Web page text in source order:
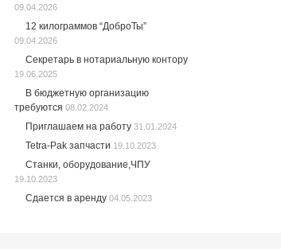
09.04.2026
12 килограммов “ДоброТы”
09.04.2026
Секретарь в нотариальную контору
19.06.2025
В бюджетную организацию
требуются 08.02.2024
Приглашаем на работу 31.01.2024
Tetra-Pak запчасти 19.10.2023
Станки, оборудование,ЧПУ
19.10.2023
Сдается в аренду 04.05.2023